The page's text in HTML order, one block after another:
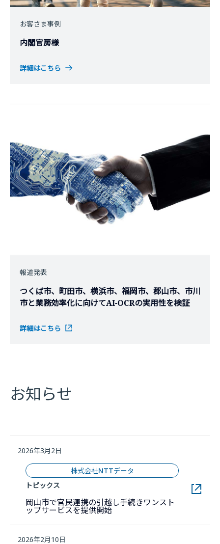
お客さま事例
内閣官房様
詳細はこちら
報道発表
つくば市、町田市、横浜市、福岡市、郡山市、市川
市と業務効率化に向けてAI-OCRの実用性を検証
詳細はこちら
お知らせ
2026年3月2日
株式会社NTTデータ
トピックス
岡山市で官民連携の引越し手続きワンスト
ップサービスを提供開始新しいウィンドウで開きます。
2026年2月10日